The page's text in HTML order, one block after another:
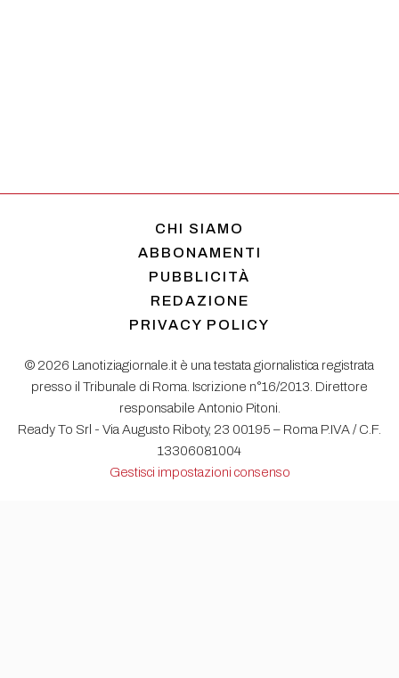
CHI SIAMO
ABBONAMENTI
PUBBLICITÀ
REDAZIONE
PRIVACY POLICY
© 2026 Lanotiziagiornale.it è una testata giornalistica registrata
presso il Tribunale di Roma. Iscrizione n°16/2013. Direttore
responsabile Antonio Pitoni.
Ready To Srl - Via Augusto Riboty, 23 00195 – Roma P.IVA / C.F.
13306081004
Gestisci impostazioni consenso